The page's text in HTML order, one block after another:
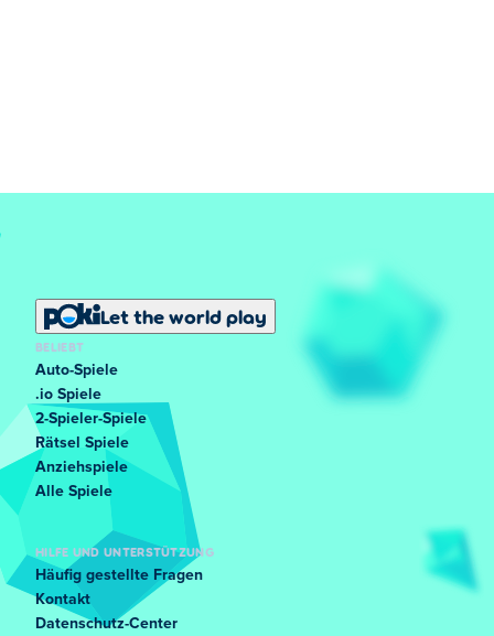
Let the world play
BELIEBT
Auto-Spiele
.io Spiele
2-Spieler-Spiele
Rätsel Spiele
Anziehspiele
Alle Spiele
HILFE UND UNTERSTÜTZUNG
Häufig gestellte Fragen
Kontakt
Datenschutz-Center